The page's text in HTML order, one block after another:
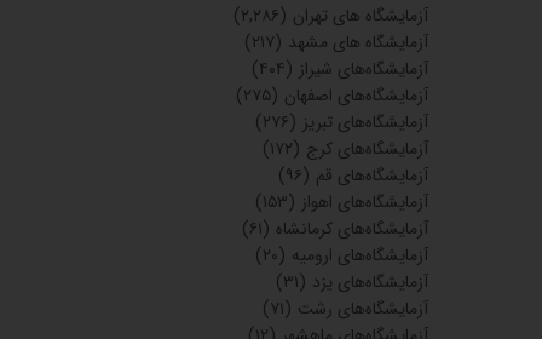
آزمایشگاه‌ های تهران (۲,۲۸۶)
آزمایشگاه های مشهد (۲۱۷)
آزمایشگاه‌های شیراز (۴۰۴)
آزمایشگاه‌های اصفهان (۲۷۵)
آزمایشگاه‌های تبریز (۲۷۶)
آزمایشگاه‌های کرج (۱۷۲)
آزمایشگاه‌های قم (۹۶)
آزمایشگاه‌های اهواز (۱۵۳)
آزمایشگاه‌های کرمانشاه (۶۱)
آزمایشگاه‌های ارومیه (۲۰)
آزمایشگاه‌های یزد (۳۱)
آزمایشگاه‌های رشت (۷۱)